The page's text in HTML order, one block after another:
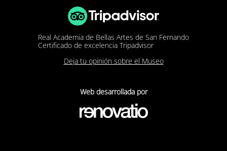
Real Academia de Bellas Artes de San Fernando
Certificado de excelencia Tripadvisor
Deja tu opinión sobre el Museo
Web desarrollada por